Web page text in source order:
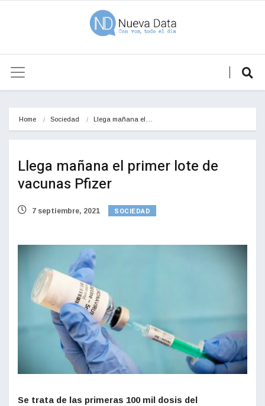
Home Sociedad Llega mañana el…
Llega mañana el primer lote de
vacunas Pfizer
7 septiembre, 2021 SOCIEDAD
Se trata de las primeras 100 mil dosis del